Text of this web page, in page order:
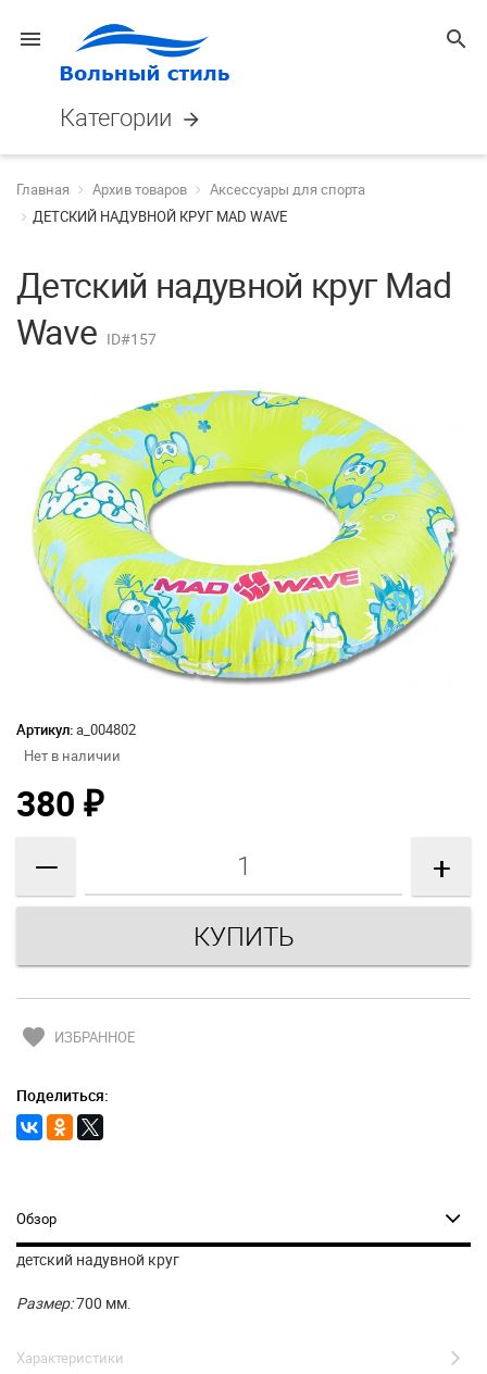
menu search
Категории arrow_forward
Главная Архив товаров
Аксессуары для спорта
ДЕТСКИЙ НАДУВНОЙ КРУГ MAD WAVE
Детский надувной круг Mad
Wave ID#157
Артикул:а_004802
Нет в наличии
380 ₽
— +
favorite ИЗБРАННОЕ
Поделиться:
Обзор
детский надувной круг
Размер:700 мм.
Характеристики